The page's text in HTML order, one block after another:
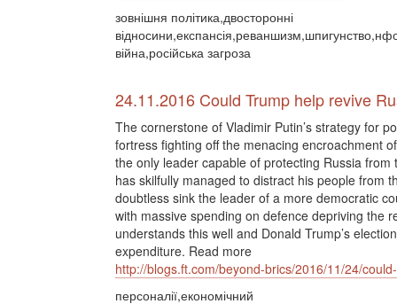
зовнішня політика,двосторонні
війна,російська загроза
24.11.2016 Could Trump help revive
The cornerstone of Vladimir Putin’s strategy for
fortress fighting off the menacing encroachment
the only leader capable of protecting Russia
has skilfully managed to distract his people from
doubtless sink the leader of a more democratic
with massive spending on defence depriving the
understands this well and Donald Trump’s
expenditure. Read more
http://blogs.ft.com/beyond-brics/2016/11/24/
персоналії,економічний